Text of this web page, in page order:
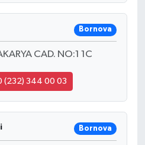
Bornova
CAD. NO:1 1C
(232) 344 00 03
Bornova